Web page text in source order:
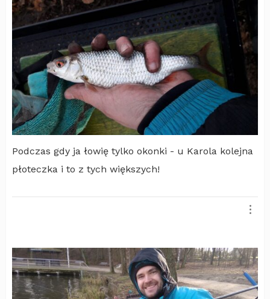
Podczas gdy ja łowię tylko okonki - u Karola kolejna
płoteczka i to z tych większych!